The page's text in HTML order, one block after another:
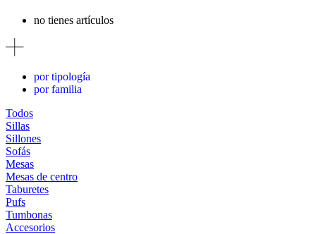
no tienes artículos
por tipología
por familia
Todos
Sillas
Sillones
Sofás
Mesas
Mesas de centro
Taburetes
Pufs
Tumbonas
Accesorios